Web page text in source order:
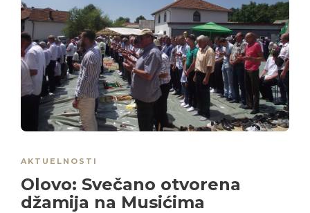
AKTUELNOSTI
Olovo: Svečano otvorena
džamija na Musićima